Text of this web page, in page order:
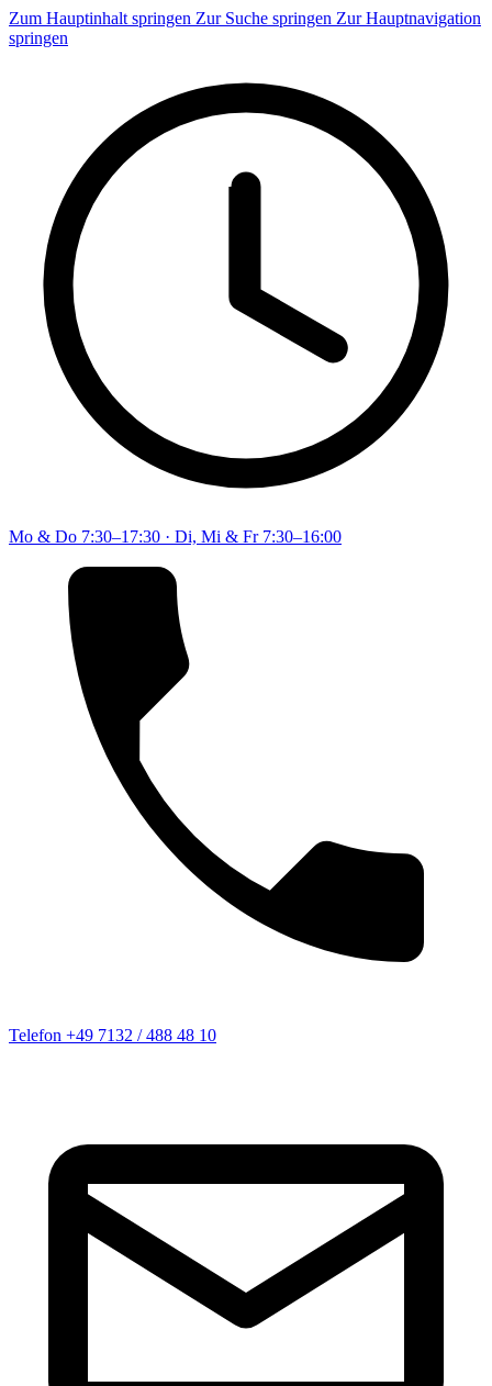
Zum Hauptinhalt springen Zur Suche springen Zur Hauptnavigation
springen
Mo & Do 7:30–17:30 · Di, Mi & Fr 7:30–16:00
Telefon +49 7132 / 488 48 10